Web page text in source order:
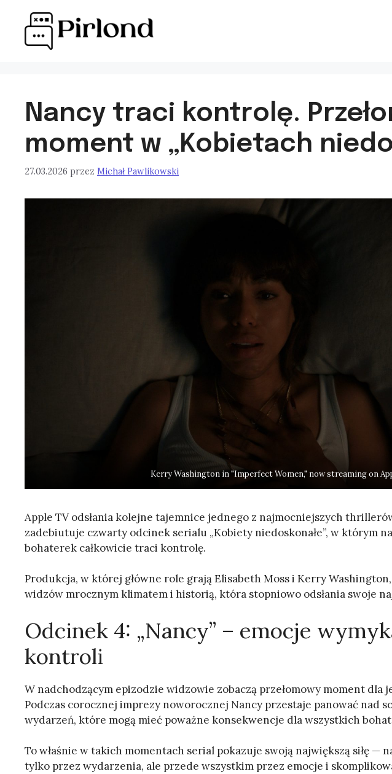
Nancy traci kontrolę.
moment w „Kobietach
27.03.2026 przez Michał Pawlikowski
Kerry Washington in "Imperfect Women," now streaming on
Apple TV odsłania kolejne tajemnice jednego z najmocniejszych
zadebiutuje czwarty odcinek serialu „Kobiety niedoskonałe”, w którym
bohaterek całkowicie traci kontrolę.
Produkcja, w której główne role grają Elisabeth Moss i Kerry
widzów mrocznym klimatem i historią, która stopniowo odsłania swoje
Odcinek 4: „Nancy” – emocje
kontroli
W nadchodzącym epizodzie widzowie zobaczą przełomowy moment dla
Podczas corocznej imprezy noworocznej Nancy przestaje panować nad
wydarzeń, które mogą mieć poważne konsekwencje dla wszystkich
To właśnie w takich momentach serial pokazuje swoją największą siłę —
tylko przez wydarzenia, ale przede wszystkim przez emocje i